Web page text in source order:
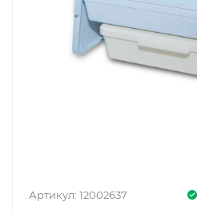
Артикул: 12002637